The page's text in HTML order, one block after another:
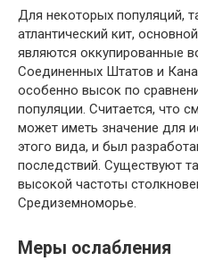
Для некоторых популяций,
атлантический кит,
являются оккупированные
Соединенных Штатов и
особенно высок по
популяции. Считается, что
может иметь значение для
этого вида, и был
последствий. Существуют
высокой частоты
Средиземноморье.
Меры ослабления